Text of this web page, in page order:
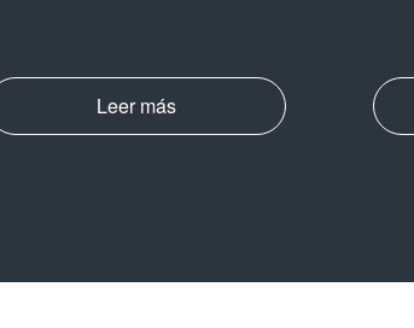
Leer más